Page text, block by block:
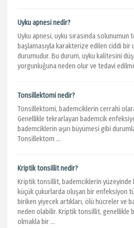
Uyku apnesi nedir?
Uyku apnesi, uyku sırasında solunumun
başlamasıyla karakterize edilen ciddi bir
durumudur. Bu durum, uyku kalitesini
yorgunluğuna neden olur ve tedavi
Tonsillektomi nedir?
Tonsillektomi, bademciklerin cerrahi
Genellikle tekrarlayan bademcik
bademciklerin aşırı büyümesi gibi
Tonsillektom ...
Kriptik tonsillit nedir?
Kriptik tonsillit, bademciklerin yüzeyinde
küçük çukurlarda oluşan bir enfeksiyon
biriken yiyecek artıkları, ölü hücreler ve
neden olabilir. Kriptik tonsillit, genellikle
olmakla bir ...